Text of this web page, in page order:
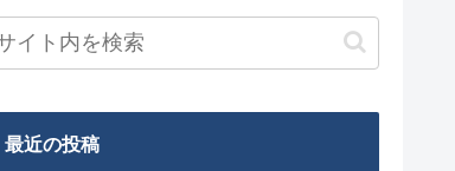
最近の投稿